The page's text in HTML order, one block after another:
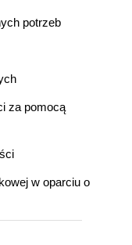
potrzeb
za pomocą
w oparciu o